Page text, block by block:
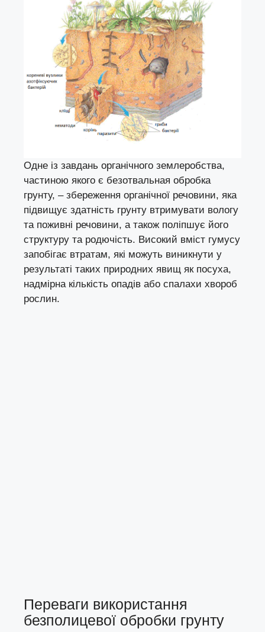
Одне із завдань органічного землеробства,
частиною якого є безотвальная обробка
грунту, – збереження органічної речовини, яка
підвищує здатність грунту втримувати вологу
та поживні речовини, а також поліпшує його
структуру та родючість. Високий вміст гумусу
запобігає втратам, які можуть виникнути у
результаті таких природних явищ як посуха,
надмірна кількість опадів або спалахи хвороб
рослин.
Переваги використання
безполицевої обробки грунту